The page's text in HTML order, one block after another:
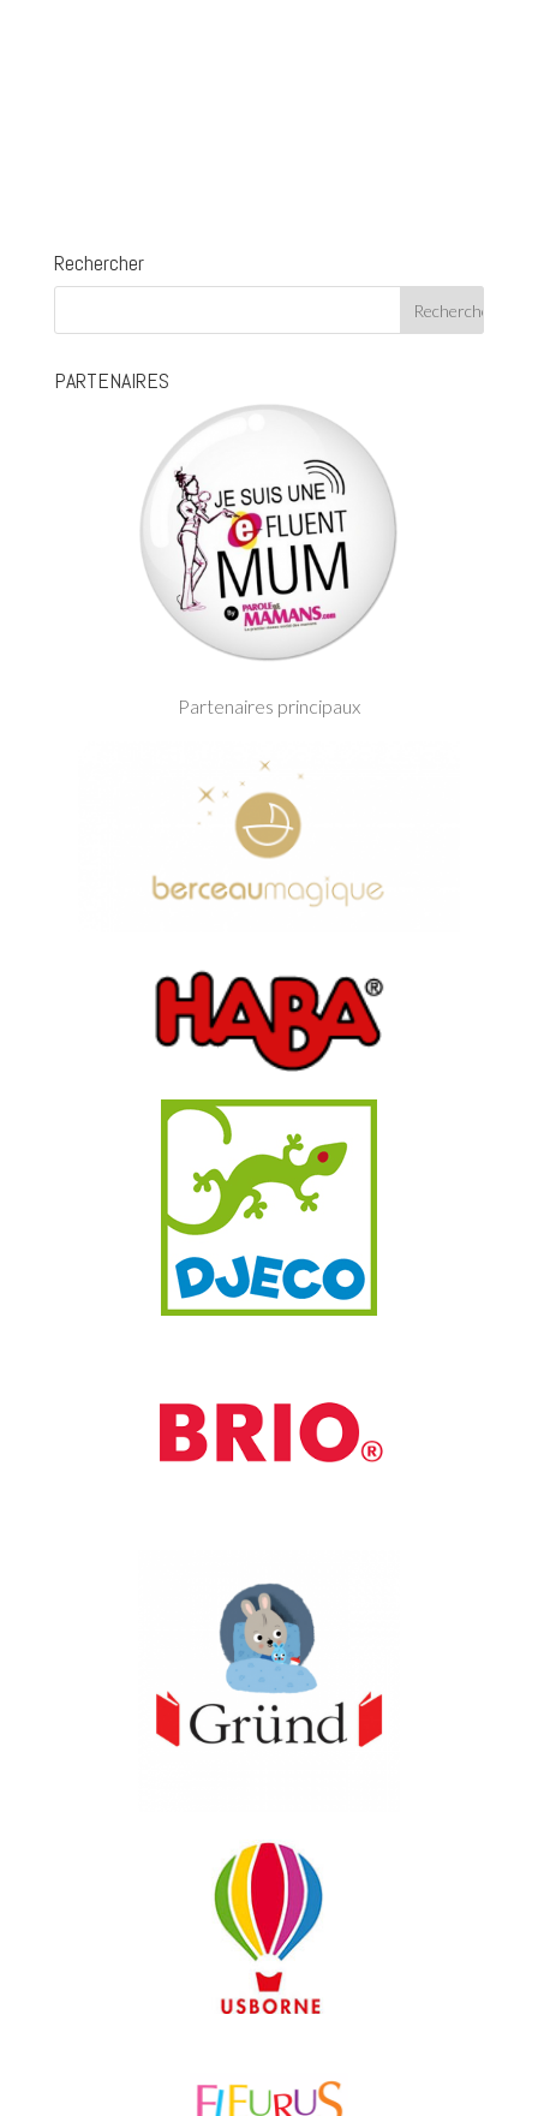
Rechercher
PARTENAIRES
Partenaires principaux